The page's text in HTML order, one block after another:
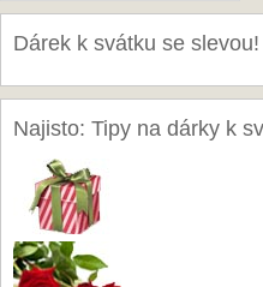
Dárek k svátku se slevou!
Najisto: Tipy na dárky k